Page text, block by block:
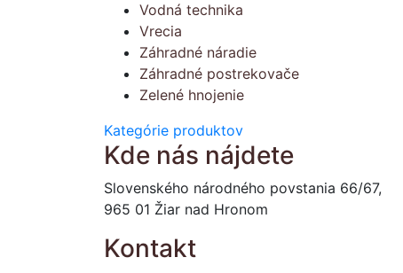
Vodná technika
Vrecia
Záhradné náradie
Záhradné postrekovače
Zelené hnojenie
Kategórie produktov
Kde nás nájdete
Slovenského národného povstania 66/67,
965 01 Žiar nad Hronom
Kontakt